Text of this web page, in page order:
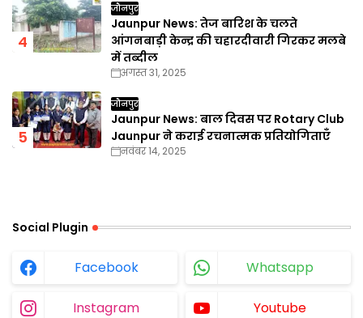
जौनपुर
Jaunpur News: तेज बारिश के चलते
आंगनबाड़ी केन्द्र की चहारदीवारी गिरकर मलबे
में तब्दील
अगस्त 31, 2025
जौनपुर
Jaunpur News: बाल दिवस पर Rotary Club
Jaunpur ने कराई रचनात्मक प्रतियोगिताएँ
नवंबर 14, 2025
Social Plugin
Facebook Whatsapp
Instagram Youtube